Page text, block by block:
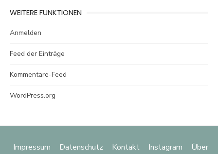
WEITERE FUNKTIONEN
Anmelden
Feed der Einträge
Kommentare-Feed
WordPress.org
Impressum Datenschutz Kontakt Instagram Über